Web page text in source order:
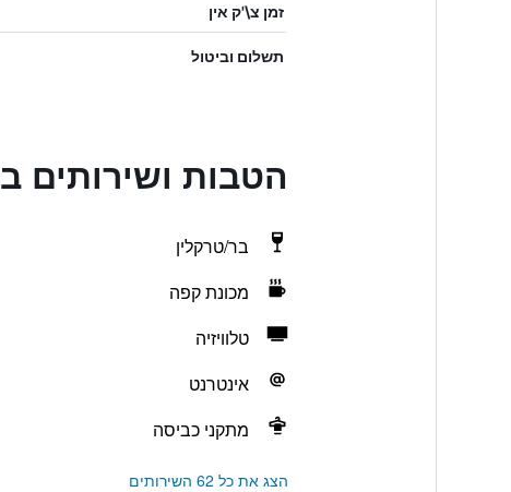
זמן צ\'ק אין
תשלום וביטול
הטבות ושירותים בKyomachiya Ryokan Sakura Urushitei
בר/טרקלין
מכונת קפה
טלוויזיה
אינטרנט
מתקני כביסה
הצג את כל 62 השירותים